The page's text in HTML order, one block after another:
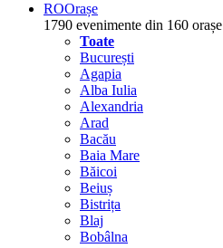
ROOrașe
1790 evenimente din 160 orașe
Toate
București
Agapia
Alba Iulia
Alexandria
Arad
Bacău
Baia Mare
Băicoi
Beiuș
Bistrița
Blaj
Bobâlna